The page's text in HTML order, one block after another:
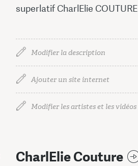
superlatif CharlElie COUTURE
Modifier la description
Ajouter un site internet
Modifier les artistes et les vidéos
CharlElie Couture